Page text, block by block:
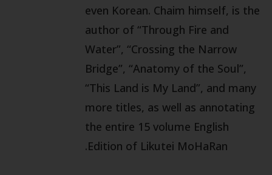
even Korean. Chaim himself, is the
author of “Through Fire and
Water”, “Crossing the Narrow
Bridge”, “Anatomy of the Soul”,
“This Land is My Land”, and many
more titles, as well as annotating
the entire 15 volume English
Edition of Likutei MoHaRan.